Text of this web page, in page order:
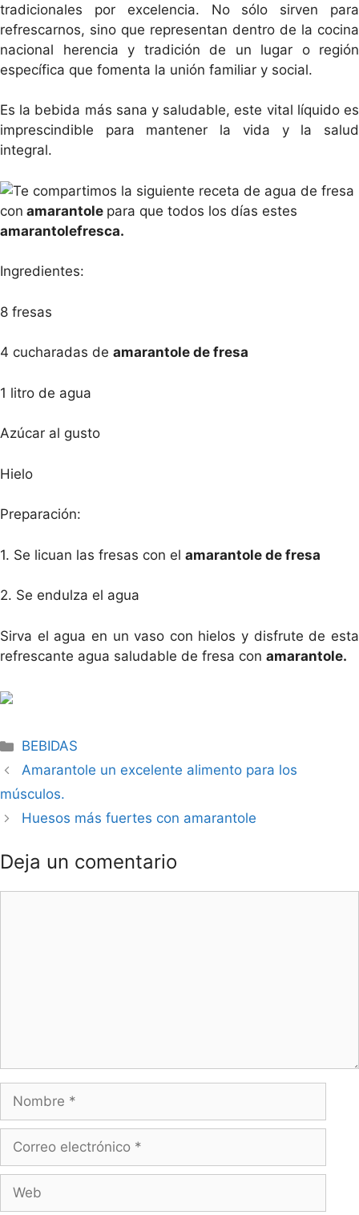
tradicionales por excelencia. No sólo sirven para
refrescarnos, sino que representan dentro de la cocina
nacional herencia y tradición de un lugar o región
específica que fomenta la unión familiar y social.
Es la bebida más sana y saludable, este vital líquido es
imprescindible para mantener la vida y la salud
integral.
Te compartimos la siguiente receta de agua de fresa
con amarantole para que todos los días estes
amarantolefresca.
Ingredientes:
8 fresas
4 cucharadas de amarantole de fresa
1 litro de agua
Azúcar al gusto
Hielo
Preparación:
1. Se licuan las fresas con el amarantole de fresa
2. Se endulza el agua
Sirva el agua en un vaso con hielos y disfrute de esta
refrescante agua saludable de fresa con amarantole.
BEBIDAS
Amarantole un excelente alimento para los
músculos.
Huesos más fuertes con amarantole
Deja un comentario